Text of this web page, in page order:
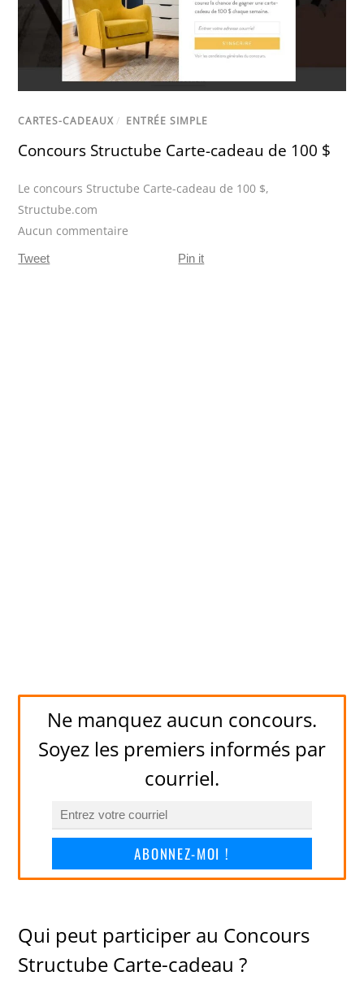
CARTES-CADEAUX / ENTRÉE SIMPLE
Concours Structube Carte-cadeau de 100 $
Le concours Structube Carte-cadeau de 100 $,
Structube.com
Aucun commentaire
Tweet Pin it
Ne manquez aucun concours.
Soyez les premiers informés par
courriel.
ABONNEZ-MOI !
Qui peut participer au Concours
Structube Carte-cadeau ?